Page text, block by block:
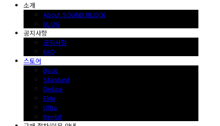
소개
About SOUND BLOCK
BLOG
공지사항
공지사항
FAQ
스토어
Basic
Standard
Deluxe
Elite
Ultra
Rental